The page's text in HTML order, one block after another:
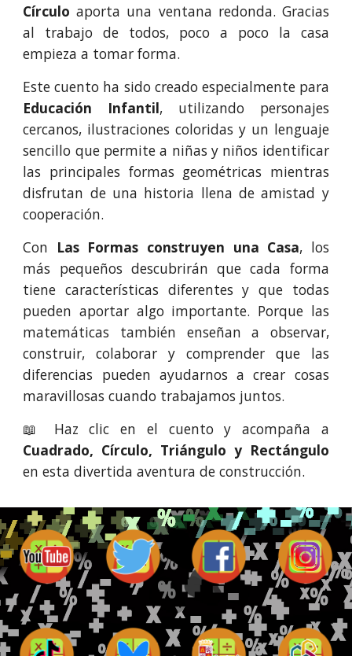
Círculo aporta una ventana redonda. Gracias
al trabajo de todos, poco a poco la casa
empieza a tomar forma.
Este cuento ha sido creado especialmente para
Educación Infantil, utilizando personajes
cercanos, ilustraciones coloridas y un lenguaje
sencillo que permite a niñas y niños identificar
las principales formas geométricas mientras
disfrutan de una historia llena de amistad y
cooperación.
Con Las Formas construyen una Casa, los
más pequeños descubrirán que cada forma
tiene características diferentes y que todas
pueden aportar algo importante. Porque las
matemáticas también enseñan a observar,
construir, colaborar y comprender que las
diferencias pueden ayudarnos a crear cosas
maravillosas cuando trabajamos juntos.
📖 Haz clic en el cuento y acompaña a
Cuadrado, Círculo, Triángulo y Rectángulo
en esta divertida aventura de construcción.